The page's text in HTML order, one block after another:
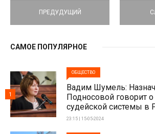
ПРЕДУДУЩИЙ
САМОЕ ПОПУЛЯРНОЕ
ОБЩЕСТВО
Вадим Шумель:
Подносовой говорит о
судейской системы в
23:15 | 15-05-2024
1